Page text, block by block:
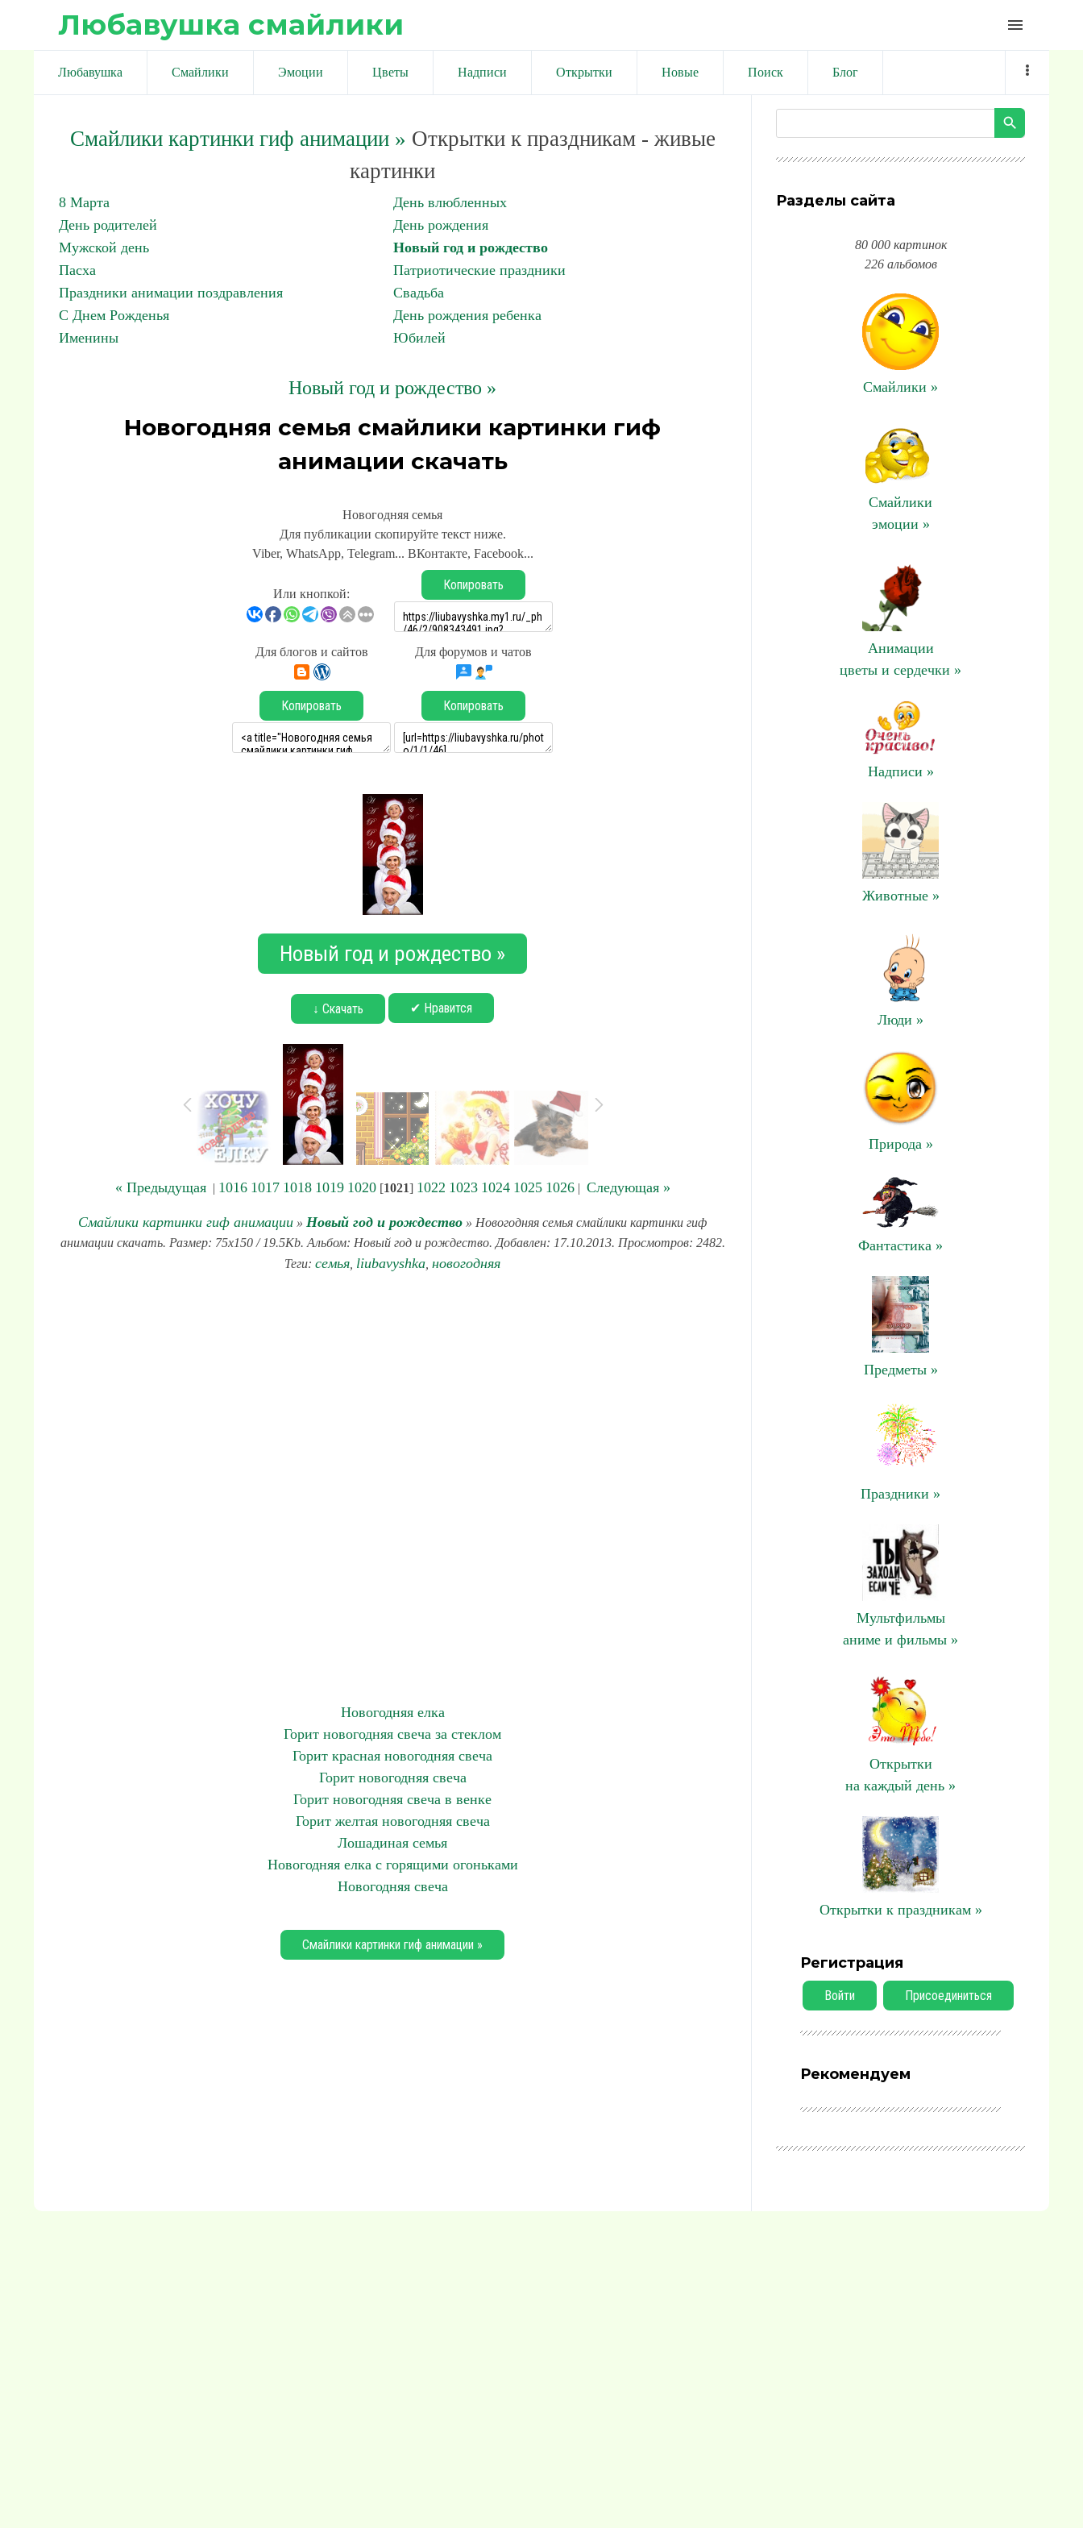
Любавушка смайлики menu
Любавушка Смайлики Эмоции Цветы Надписи Открытки Новые Поиск Блог
Смайлики картинки гиф анимации» Открытки к праздникам - живые
картинки
8 Марта
День влюбленных
День родителей
День рождения
Мужской день
Новый год и рождество
Пасха
Патриотические праздники
Праздники анимации поздравления
Свадьба
С Днем Рожденья
День рождения ребенка
Именины
Юбилей
Новый год и рождество »
Новогодняя семья смайлики картинки гиф
анимации скачать
Новогодняя семья
Для публикации скопируйте текст ниже.
Viber, WhatsApp, Telegram... ВКонтакте, Facebook...
Или кнопкой:
Копировать
Для блогов и сайтов Для форумов и чатов
Копировать Копировать
Новый год и рождество »
↓ Скачать ✔ Нравится
« Предыдущая| 1016 1017 1018 1019 1020[1021] 1022 1023 1024 1025 1026| Следующая »
Смайлики картинки гиф анимации » Новый год и рождество » Новогодняя семья смайлики картинки гиф
анимации скачать. Размер: 75x150 / 19.5Kb. Альбом: Новый год и рождество. Добавлен: 17.10.2013. Просмотров: 2482.
Теги: семья liubavyshka новогодняя
Новогодняя елка
Горит новогодняя свеча за стеклом
Горит красная новогодняя свеча
Горит новогодняя свеча
Горит новогодняя свеча в венке
Горит желтая новогодняя свеча
Лошадиная семья
Новогодняя елка с горящими огоньками
Новогодняя свеча
Смайлики картинки гиф анимации »
Разделы сайта
80 000 картинок
226 альбомов
Смайлики »
Смайлики
эмоции »
Анимации
цветы и сердечки »
Надписи »
Животные »
Люди »
Природа »
Фантастика »
Предметы »
Праздники »
Мультфильмы
аниме и фильмы »
Открытки
на каждый день »
Открытки к праздникам »
Регистрация
Войти Присоединиться
Рекомендуем